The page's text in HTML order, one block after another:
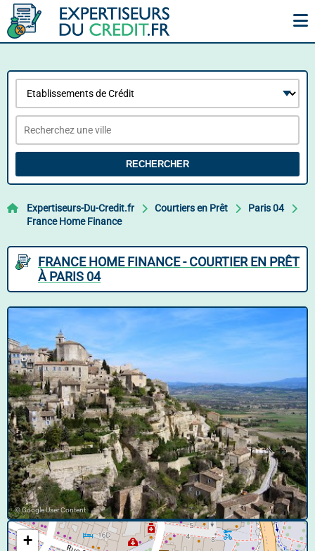
RECHERCHER
Expertiseurs-Du-Credit.fr Courtiers en Prêt
Paris 04
France Home Finance
FRANCE HOME FINANCE - COURTIER EN PRÊT
À PARIS 04
© Google User Content
+